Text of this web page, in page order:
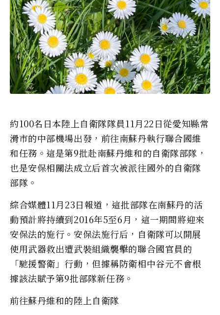
約100名日本陸上自衛隊隊員11月22日從愛知縣常
滑市的中部機場出發，前往南蘇丹執行聯合國維
和任務。這是第9批赴南蘇丹維和的自衛隊部隊，
也是安保相關法成立后首次被派往國外的自衛隊
部隊。
綜合媒體11月23日報道，這批部隊在南蘇丹的活
動預計將持續到2016年5至6月，這一期間將迎來
安保法的施行。安保法施行后，自衛隊可以開展
使用武器救出遭武裝組織襲擊的聯合國官員的
「馳援警衛」行動，但據稱防衛相中谷元不會根
據該法賦予第9批部隊新任務。
前往蘇丹維和的陸上自衛隊